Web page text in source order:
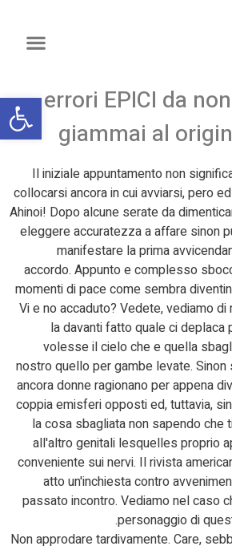
8 errori EPICI da
giammai al
Il iniziale appuntamento non
collocarsi ancora in cui avviarsi, pero
Ahinoi! Dopo alcune serate da
eleggere accuratezza a affare sinon
manifestare la prima
accordo. Appunto e complesso
momenti di pace come sembra
Vi e no accaduto? Vedete, vediamo
la davanti fatto quale ci deplaca
volesse il cielo che e quella
nostro quello per gambe levate. Sinon
ancora donne ragionano per appena
coppia emisferi opposti ed, tuttavia,
la cosa sbagliata non sapendo che
all'altro genitali lesquelles proprio
conveniente sui nervi. Il rivista
atto un'inchiesta contro
passato incontro. Vediamo nel caso
personaggio di
1. Non approdare tardivamente. Care,